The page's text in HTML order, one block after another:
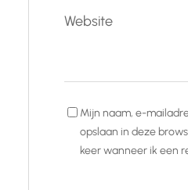
Website
Mijn naam, e-
opslaan in deze
keer wanneer ik een